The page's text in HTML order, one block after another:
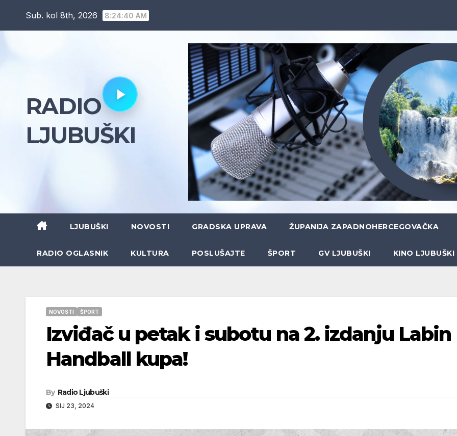
Sub. kol 8th, 2026 8:24:41 AM
RADIO
LJUBUŠKI
LJUBUŠKI NOVOSTI GRADSKA UPRAVA ŽUPANIJA ZAPADNOHERCEGOVAČKA
RADIO OGLASNIK KULTURA POSLUŠAJTE ŠPORT GV LJUBUŠKI KINO LJUBUŠKI
NOVOSTI ŠPORT
Izviđač u petak i subotu na 2. izdanju Labin
Handball kupa!
By Radio Ljubuški
SIJ 23, 2024